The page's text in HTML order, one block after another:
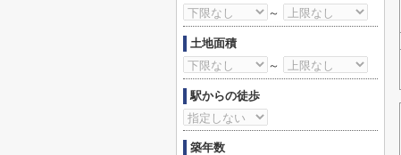
～
土地面積
～
駅からの徒歩
築年数